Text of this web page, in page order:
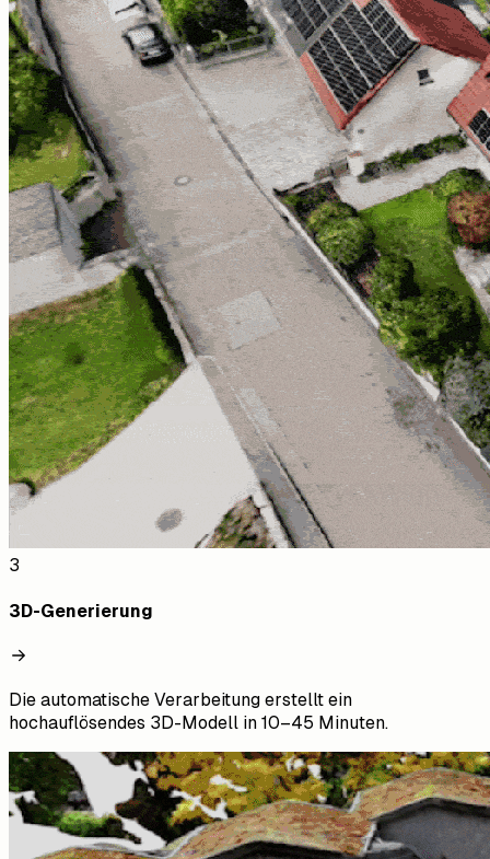
3
3D-Generierung
Die automatische Verarbeitung erstellt ein
hochauflösendes 3D-Modell in 10–45 Minuten.